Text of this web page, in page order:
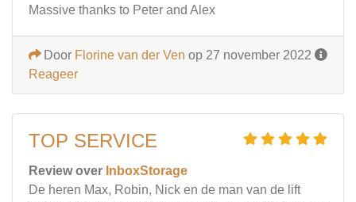
Massive thanks to Peter and Alex
Door Florine van der Ven op 27 november 2022
Reageer
TOP SERVICE
Review over InboxStorage
De heren Max, Robin, Nick en de man van de lift